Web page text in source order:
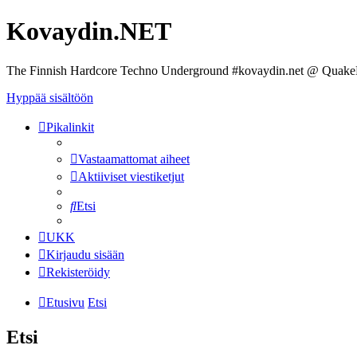
Kovaydin.NET
The Finnish Hardcore Techno Underground #kovaydin.net @
Hyppää sisältöön
Pikalinkit
Vastaamattomat aiheet
Aktiiviset viestiketjut
Etsi
UKK
Kirjaudu sisään
Rekisteröidy
Etusivu Etsi
Etsi